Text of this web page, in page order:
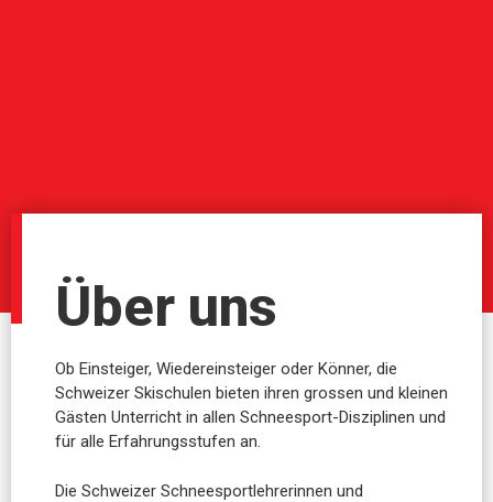
Über uns
Ob Einsteiger, Wiedereinsteiger oder Könner, die
Schweizer Skischulen bieten ihren grossen und kleinen
Gästen Unterricht in allen Schneesport-Disziplinen und
für alle Erfahrungsstufen an.
Die Schweizer Schneesportlehrerinnen und